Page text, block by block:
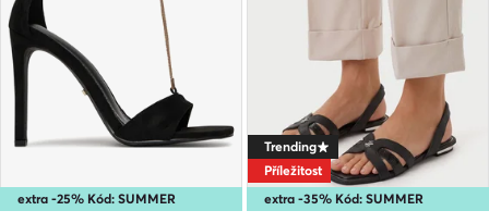
extra -25% Kód: SUMMER extra -35% Kód: SUMMER
Trending
Příležitost